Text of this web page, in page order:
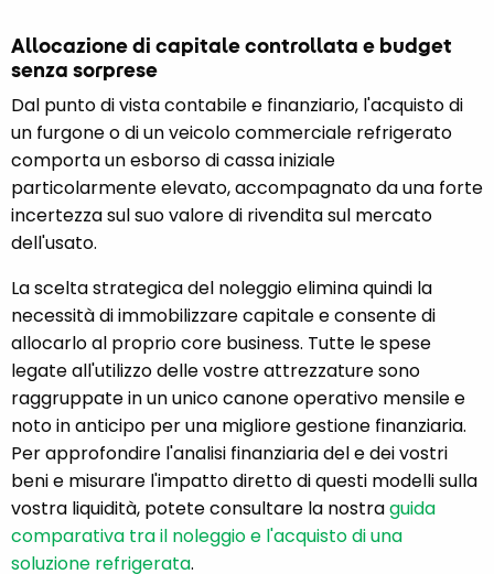
Allocazione di capitale controllata e budget
senza sorprese
Dal punto di vista contabile e finanziario, l'acquisto di
un furgone o di un veicolo commerciale refrigerato
comporta un esborso di cassa iniziale
particolarmente elevato, accompagnato da una forte
incertezza sul suo valore di rivendita sul mercato
dell'usato.
La scelta strategica del noleggio elimina quindi la
necessità di immobilizzare capitale e consente di
allocarlo al proprio core business. Tutte le spese
legate all'utilizzo delle vostre attrezzature sono
raggruppate in un unico canone operativo mensile e
noto in anticipo per una migliore gestione finanziaria.
Per approfondire l'analisi finanziaria del e dei vostri
beni e misurare l'impatto diretto di questi modelli sulla
vostra liquidità, potete consultare la nostraguida
comparativa tra il noleggio e l'acquisto di una
soluzione refrigerata.